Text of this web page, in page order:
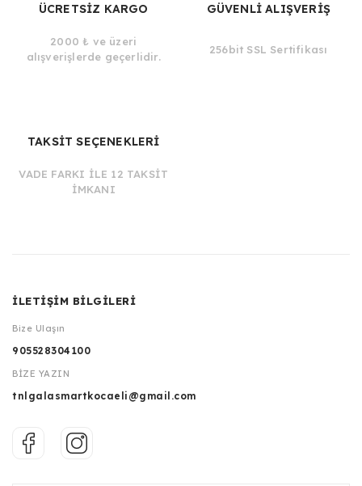
ÜCRETSİZ KARGO
2000 ₺ ve üzeri
alışverişlerde geçerlidir.
GÜVENLİ ALIŞVERİŞ
256bit SSL Sertifikası
TAKSİT SEÇENEKLERİ
VADE FARKI İLE 12 TAKSİT
İMKANI
İLETİŞİM BİLGİLERİ
Bize Ulaşın
905528304100
BİZE YAZIN
tnlgalasmartkocaeli@gmail.com